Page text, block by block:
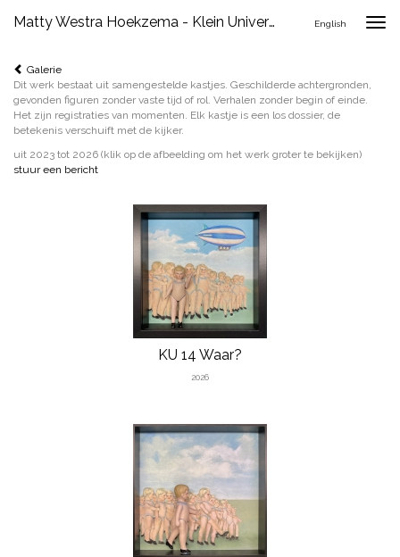
Matty Westra Hoekzema - Klein Universum English
Galerie
Dit werk bestaat uit samengestelde kastjes. Geschilderde achtergronden,
gevonden figuren zonder vaste tijd of rol. Verhalen zonder begin of einde.
Het zijn registraties van momenten. Elk kastje is een los dossier, de
betekenis verschuift met de kijker.
uit 2023 tot 2026 (klik op de afbeelding om het werk groter te bekijken)
stuur een bericht
KU 14 Waar?
2026